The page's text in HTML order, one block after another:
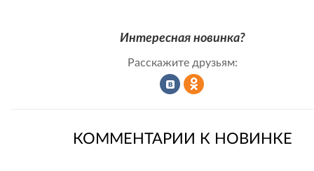
Интересная новинка?
Расскажите друзьям:
КОММЕНТАРИИ К НОВИНКЕ